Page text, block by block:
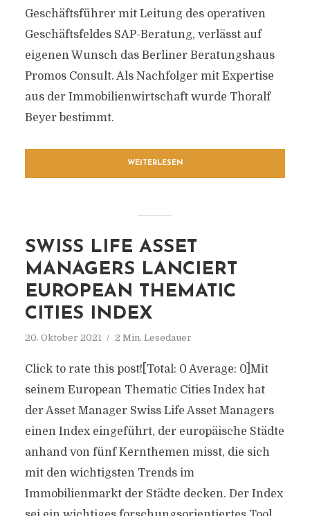
Geschäftsführer mit Leitung des operativen
Geschäftsfeldes SAP-Beratung, verlässt auf
eigenen Wunsch das Berliner Beratungshaus
Promos Consult. Als Nachfolger mit Expertise
aus der Immobilienwirtschaft wurde Thoralf
Beyer bestimmt.
WEITERLESEN
SWISS LIFE ASSET
MANAGERS LANCIERT
EUROPEAN THEMATIC
CITIES INDEX
20. Oktober 2021 2 Min. Lesedauer
Click to rate this post![Total: 0 Average: 0]Mit
seinem European Thematic Cities Index hat
der Asset Manager Swiss Life Asset Managers
einen Index eingeführt, der europäische Städte
anhand von fünf Kernthemen misst, die sich
mit den wichtigsten Trends im
Immobilienmarkt der Städte decken. Der Index